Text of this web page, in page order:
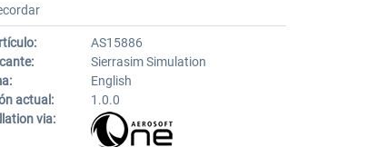
AS15886
Sierrasim Simulation
English
actual:
1.0.0
via: